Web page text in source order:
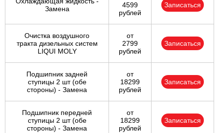
Замена
4599
рублей
Записаться
Очистка воздушного
тракта дизельных систем
LIQUI MOLY
от
2799
рублей
Записаться
Подшипник задней
ступицы 2 шт (обе
стороны) - Замена
от
18299
рублей
Записаться
Подшипник передней
ступицы 2 шт (обе
стороны) - Замена
от
18299
рублей
Записаться